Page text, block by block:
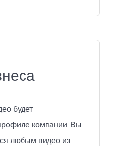
будет
компании. Вы
любым видео из